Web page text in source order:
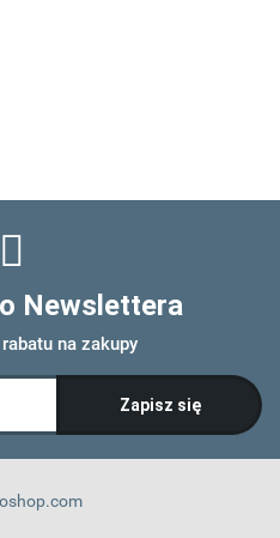
Newslettera
na zakupy